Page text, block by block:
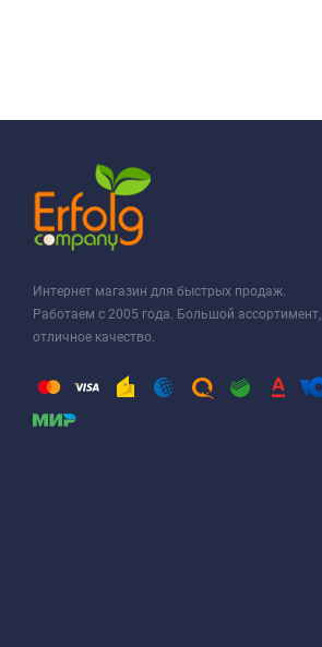
Интернет магазин для быстрых продаж.
Работаем с 2005 года. Большой ассортимент,
отличное качество.